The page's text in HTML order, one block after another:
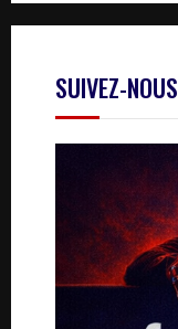
SUIVEZ-NOUS